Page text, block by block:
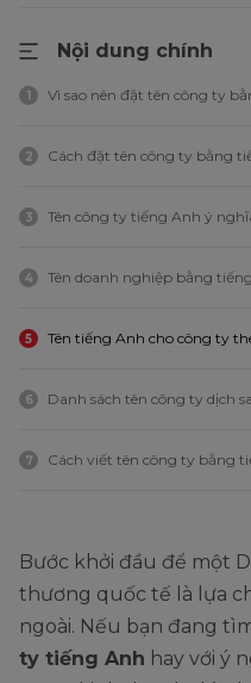
Nội dung chính
1 Vì sao nên đặt tên công ty
2 Cách đặt tên công ty bằng
3 Tên công ty tiếng Anh ý
4 Tên doanh nghiệp bằng
5 Tên tiếng Anh cho công ty
6 Danh sách tên công ty dịch
7 Cách viết tên công ty bằng
Bước khởi đầu để một
thương quốc tế là lựa
ngoài. Nếu bạn đang
ty tiếng Anh hay với ý